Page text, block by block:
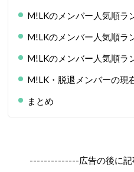
M!LKのメンバー人気順ラ
M!LKのメンバー人気順ラ
M!LKのメンバー人気順ラ
M!LK・脱退メンバーの現
まとめ
--------------広告の後に